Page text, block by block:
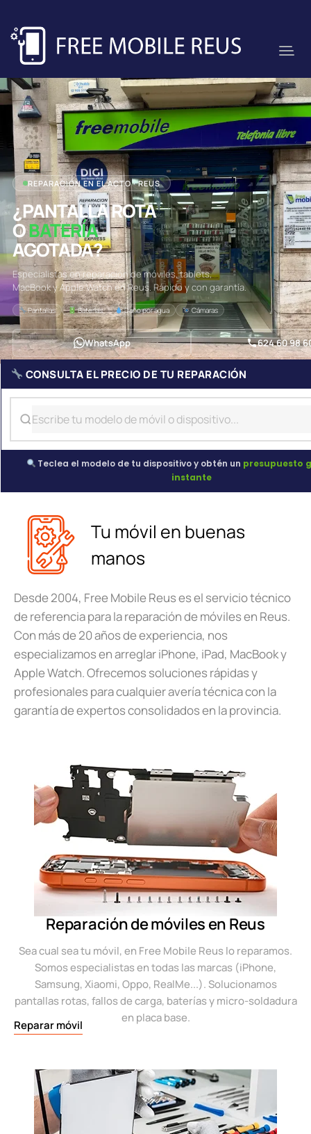
REPARACIÓN EN EL ACTO · REUS
¿PANTALLA ROTA
OBATERÍA
AGOTADA?
Especialistas en reparación de móviles, tablets,
MacBook y Apple Watch en Reus. Rápido y con garantía.
Pantallas Baterías Daño por agua Cámaras
WhatsApp 624 60 98
CONSULTA EL PRECIO DE TU REPARACIÓN
Teclea el modelo de tu dispositivo y obtén un presupuesto
instante
Tu móvil en buenas
manos
Desde 2004, Free Mobile Reus es el servicio técnico
de referencia para la reparación de móviles en Reus.
Con más de 20 años de experiencia, nos
especializamos en arreglar iPhone, iPad, MacBook y
Apple Watch. Ofrecemos soluciones rápidas y
profesionales para cualquier avería técnica con la
garantía de expertos consolidados en la provincia.
Reparación de móviles en Reus
Sea cual sea tu móvil, en Free Mobile Reus lo reparamos.
Somos especialistas en todas las marcas (iPhone,
Samsung, Xiaomi, Oppo, RealMe...). Solucionamos
pantallas rotas, fallos de carga, baterías y micro-soldadura
en placa base.
Reparar móvil